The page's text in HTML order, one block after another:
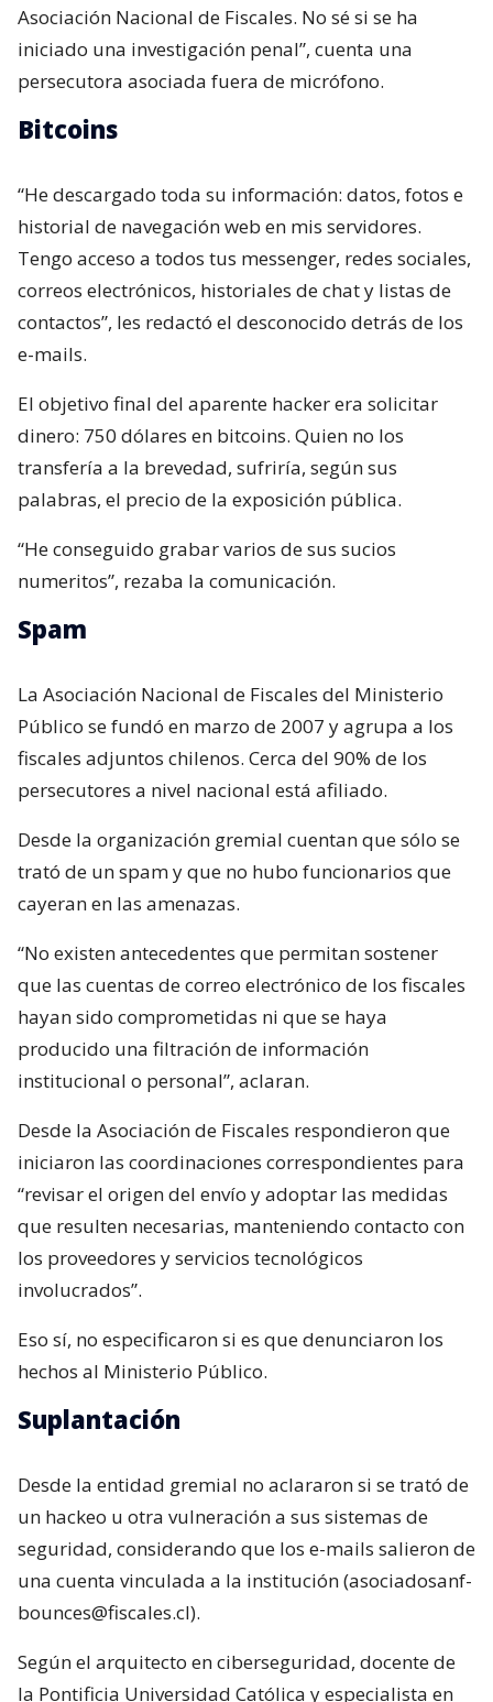
Asociación Nacional de Fiscales. No sé si se ha
iniciado una investigación penal”, cuenta una
persecutora asociada fuera de micrófono.
Bitcoins
“He descargado toda su información: datos, fotos e
historial de navegación web en mis servidores.
Tengo acceso a todos tus messenger, redes sociales,
correos electrónicos, historiales de chat y listas de
contactos”, les redactó el desconocido detrás de los
e-mails.
El objetivo final del aparente hacker era solicitar
dinero: 750 dólares en bitcoins. Quien no los
transfería a la brevedad, sufriría, según sus
palabras, el precio de la exposición pública.
“He conseguido grabar varios de sus sucios
numeritos”, rezaba la comunicación.
Spam
La Asociación Nacional de Fiscales del Ministerio
Público se fundó en marzo de 2007 y agrupa a los
fiscales adjuntos chilenos. Cerca del 90% de los
persecutores a nivel nacional está afiliado.
Desde la organización gremial cuentan que sólo se
trató de un spam y que no hubo funcionarios que
cayeran en las amenazas.
“No existen antecedentes que permitan sostener
que las cuentas de correo electrónico de los fiscales
hayan sido comprometidas ni que se haya
producido una filtración de información
institucional o personal”, aclaran.
Desde la Asociación de Fiscales respondieron que
iniciaron las coordinaciones correspondientes para
“revisar el origen del envío y adoptar las medidas
que resulten necesarias, manteniendo contacto con
los proveedores y servicios tecnológicos
involucrados”.
Eso sí, no especificaron si es que denunciaron los
hechos al Ministerio Público.
Suplantación
Desde la entidad gremial no aclararon si se trató de
un hackeo u otra vulneración a sus sistemas de
seguridad, considerando que los e-mails salieron de
una cuenta vinculada a la institución (asociadosanf-
bounces@fiscales.cl).
Según el arquitecto en ciberseguridad, docente de
la Pontificia Universidad Católica y especialista en